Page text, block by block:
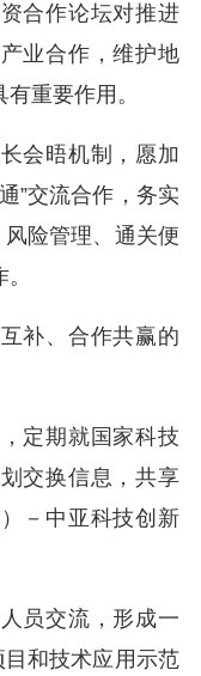
合作论坛对推进
业合作，维护地
重要作用。
会晤机制，愿加
”交流合作，务实
风险管理、通关便
补、合作共赢的
定期就国家科技
交换信息，共享
－中亚科技创新
员交流，形成一
目和技术应用示范